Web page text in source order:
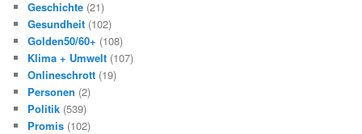
Geschichte (21)
Gesundheit (102)
Golden50/60+ (108)
Klima + Umwelt (107)
Onlineschrott (19)
Personen (2)
Politik (539)
Promis (102)